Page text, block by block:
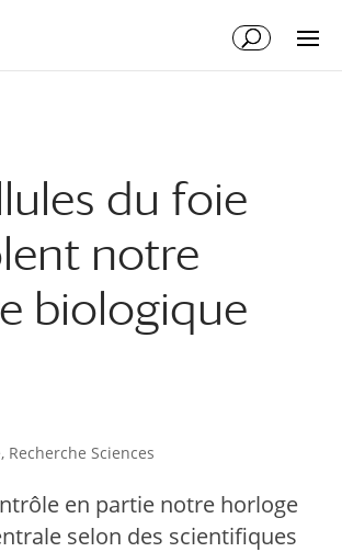
du foie
notre
biologique
, Recherche Sciences
en partie notre horloge
selon des scientifiques